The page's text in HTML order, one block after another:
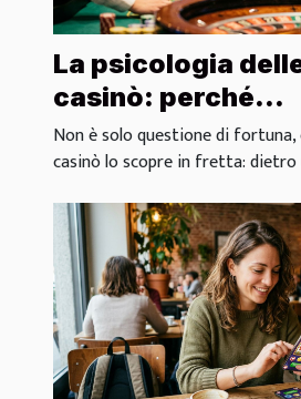
La psicologia
casinò: perché
scommettiamo
scommettiamo
Non è solo questione di
casinò lo scopre in fretta: dietro